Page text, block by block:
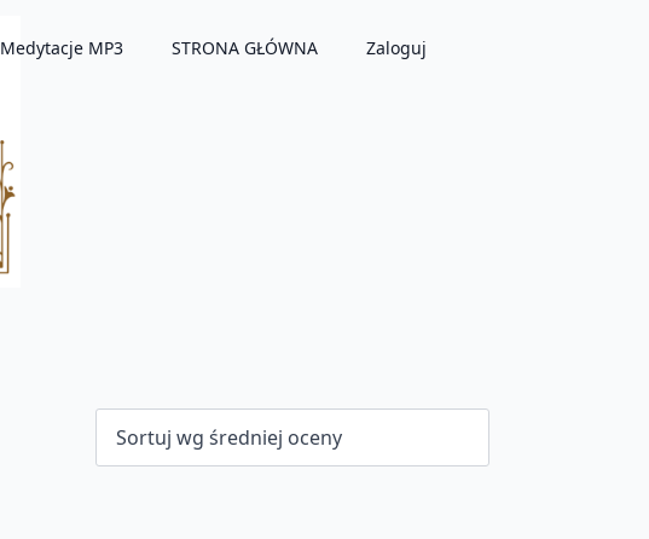
Medytacje MP3 STRONA GŁÓWNA Zaloguj